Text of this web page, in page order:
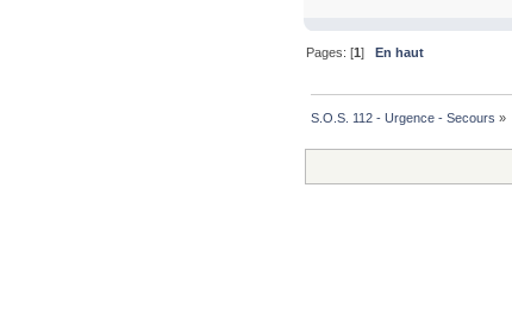
Pages: [1]En haut
S.O.S. 112 - Urgence - Secours »